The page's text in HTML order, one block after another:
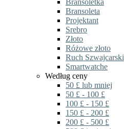
Bransoletka
Bransoleta
Projektant
Srebro
Złoto
Różowe złoto
Ruch Szwajcarski
Smartwatche
Według ceny
50 £ lub mniej
50 £ - 100 £
100 £ - 150 £
150 £ - 200 £
200 £ - 500 £